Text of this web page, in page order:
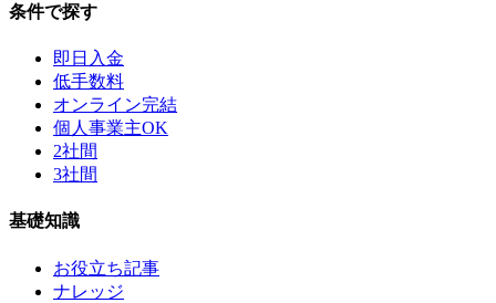
条件で探す
即日入金
低手数料
オンライン完結
個人事業主OK
2社間
3社間
基礎知識
お役立ち記事
ナレッジ